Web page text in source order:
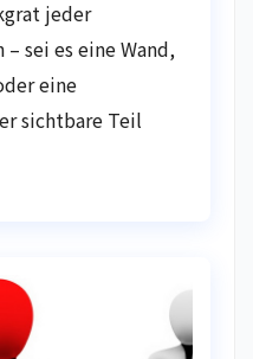
jeder
sei es eine Wand,
eine
sichtbare Teil